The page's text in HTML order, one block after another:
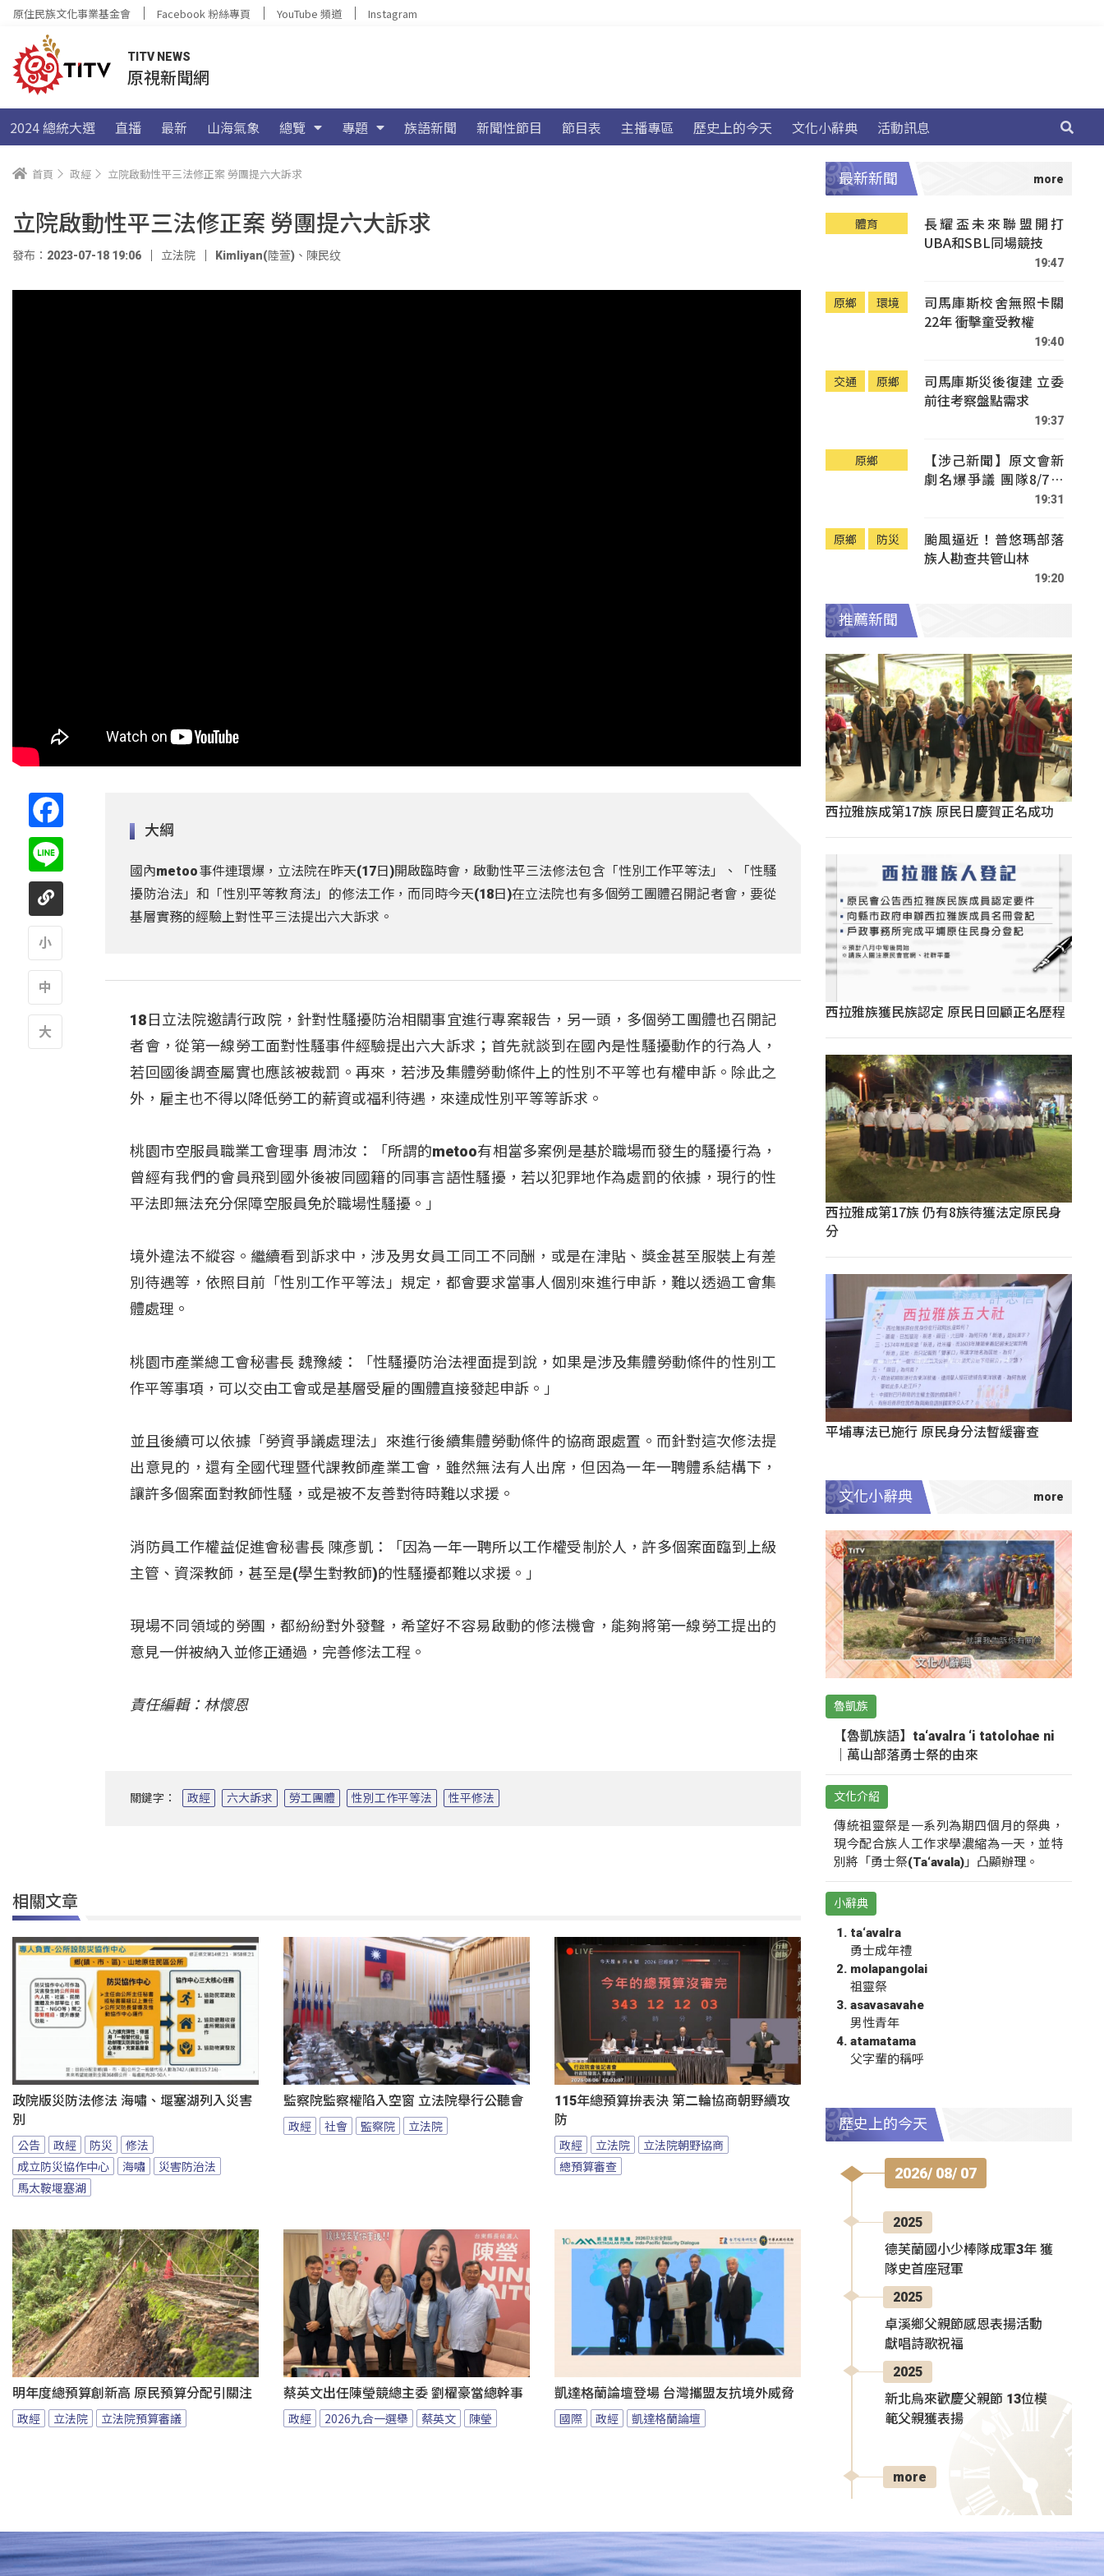
原住民族文化事業基金會 Facebook 粉絲專頁 YouTube 頻道 Instagram
TITV NEWS
原視新聞網
2024 總統大選 直播 最新 山海氣象 總覽 專題 族語新聞 新聞性節目 節目表 主播專區 歷史上的今天 文化小辭典 活動訊息
首頁 政經 立院啟動性平三法修正案 勞團提六大訴求
立院啟動性平三法修正案 勞團提六大訴求
發布：2023-07-18 19:06 立法院 Kimliyan(陸萱) 、 陳民纹
大綱
國內metoo事件連環爆，立法院在昨天(17日)開啟臨時會，啟動性平三法修法包含「性別工作平等法」、「性騷
擾防治法」和「性別平等教育法」的修法工作，而同時今天(18日)在立法院也有多個勞工團體召開記者會，要從
基層實務的經驗上對性平三法提出六大訴求。
18日立法院邀請行政院，針對性騷擾防治相關事宜進行專案報告，另一頭，多個勞工團體也召開記
者會，從第一線勞工面對性騷事件經驗提出六大訴求；首先就談到在國內是性騷擾動作的行為人，
若回國後調查屬實也應該被裁罰。再來，若涉及集體勞動條件上的性別不平等也有權申訴。除此之
外，雇主也不得以降低勞工的薪資或福利待遇，來達成性別平等等訴求。
桃園市空服員職業工會理事 周沛汝：「所謂的metoo有相當多案例是基於職場而發生的騷擾行為，
曾經有我們的會員飛到國外後被同國籍的同事言語性騷擾，若以犯罪地作為處罰的依據，現行的性
平法即無法充分保障空服員免於職場性騷擾。」
境外違法不縱容。繼續看到訴求中，涉及男女員工同工不同酬，或是在津貼、獎金甚至服裝上有差
別待遇等，依照目前「性別工作平等法」規定，都會要求當事人個別來進行申訴，難以透過工會集
體處理。
桃園市產業總工會秘書長 魏豫綾：「性騷擾防治法裡面提到說，如果是涉及集體勞動條件的性別工
作平等事項，可以交由工會或是基層受雇的團體直接發起申訴。」
並且後續可以依據「勞資爭議處理法」來進行後續集體勞動條件的協商跟處置。而針對這次修法提
出意見的，還有全國代理暨代課教師產業工會，雖然無法有人出席，但因為一年一聘體系結構下，
讓許多個案面對教師性騷，或是被不友善對待時難以求援。
消防員工作權益促進會秘書長 陳彥凱：「因為一年一聘所以工作權受制於人，許多個案面臨到上級
主管、資深教師，甚至是(學生對教師)的性騷擾都難以求援。」
現場不同領域的勞團，都紛紛對外發聲，希望好不容易啟動的修法機會，能夠將第一線勞工提出的
意見一併被納入並修正通過，完善修法工程。
責任編輯：林懷恩
關鍵字： 政經 六大訴求 勞工團體 性別工作平等法 性平修法
相關文章
政院版災防法修法 海嘯、堰塞湖列入災害
別
公告 政經 防災
修法
成立防災協作中心
海嘯
災害防治法
馬太鞍堰塞湖
監察院監察權陷入空窗 立法院舉行公聽會
政經 社會 監察院 立法院
115年總預算拚表決 第二輪協商朝野續攻
防
政經 立法院
立法院朝野協商
總預算審查
明年度總預算創新高 原民預算分配引關注
政經 立法院 立法院預算審議
蔡英文出任陳瑩競總主委 劉櫂豪當總幹事
政經 2026九合一選舉 蔡英文 陳瑩
凱達格蘭論壇登場 台灣攜盟友抗境外威脅
國際 政經 凱達格蘭論壇
最新新聞
體育
長耀盃未來聯盟開打
UBA和SBL同場競技
19:47
原鄉 環境
司馬庫斯校舍無照卡關
22年 衝擊童受教權
19:40
交通 原鄉
司馬庫斯災後復建 立委
前往考察盤點需求
19:37
原鄉
【涉己新聞】原文會新
劇名爆爭議 團隊8/7赴
19:31
原鄉 防災
颱風逼近！普悠瑪部落
族人勘查共管山林
19:20
推薦新聞
西拉雅族成第17族 原民日慶賀正名成功
西拉雅族獲民族認定 原民日回顧正名歷程
西拉雅成第17族 仍有8族待獲法定原民身
分
平埔專法已施行 原民身分法暫緩審查
文化小辭典
魯凱族
【魯凱族語】ta‘avalra ‘i tatolohae ni
｜萬山部落勇士祭的由來
文化介紹
傳統祖靈祭是一系列為期四個月的祭典，
現今配合族人工作求學濃縮為一天，並特
別將「勇士祭(Ta‘avala)」凸顯辦理。
小辭典
ta‘avalra
勇士成年禮
molapangolai
祖靈祭
asavasavahe
男性青年
atamatama
父字輩的稱呼
歷史上的今天
2026/ 08/ 07
2025
德芙蘭國小少棒隊成軍3年 獲
隊史首座冠軍
2025
卓溪鄉父親節感恩表揚活動
獻唱詩歌祝福
2025
新北烏來歡慶父親節 13位模
範父親獲表揚
more